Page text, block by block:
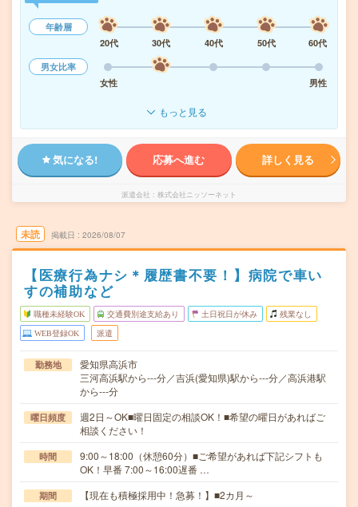
年齢層
20代
30代 40代 50代
60代
男女比率
女性
男性
もっと見る
気になる! 応募へ進む 詳しく見る
派遣会社 株式会社ニッソーネット
未読 掲載日 2026/08/07
【医療行為ナシ＊履歴書不要！】病院で車い
すの補助など
職種未経験OK 交通費別途支給あり 土日祝日が休み 残業なし
WEB登録OK 派遣
勤務地
愛知県高浜市
三河高浜駅から---分／吉浜(愛知県)駅から---分／高浜港駅
から---分
曜日頻度
週2日～OK■曜日固定の相談OK！■希望の曜日があればご
相談ください！
時間
9:00～18:00（休憩60分）■ご希望があれば下記シフトも
OK！早番 7:00～16:00遅番 …
期間 【現在も積極採用中！急募！】■2カ月～